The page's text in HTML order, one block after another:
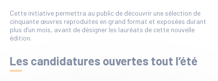
Cette initiative permettra au public de découvrir une sélection de
cinquante œuvres reproduites en grand format et exposées durant
plus d’un mois, avant de désigner les lauréats de cette nouvelle
édition.
Les candidatures ouvertes tout l’été